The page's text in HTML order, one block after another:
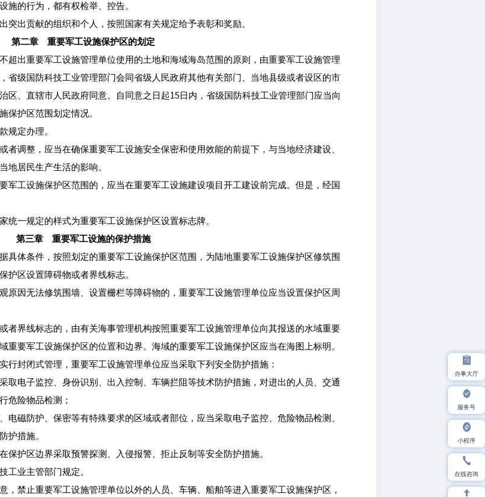
的行为，都有权检举、控告。
出贡献的组织和个人，按照国家有关规定给予表彰和奖励。
第二章 重要军工设施保护区的划定
超出重要军工设施管理单位使用的土地和海域海岛范围的原则，由重要军工设施管理
省级国防科技工业管理部门会同省级人民政府其他有关部门、当地县级或者设区的市
区、直辖市人民政府同意。自同意之日起15日内，省级国防科技工业管理部门应当向
保护区范围划定情况。
定办理。
调整，应当在确保重要军工设施安全保密和使用效能的前提下，与当地经济建设、
地居民生产生活的影响。
工设施保护区范围的，应当在重要军工设施建设项目开工建设前完成。但是，经国
一规定的样式为重要军工设施保护区设置标志牌。
第三章 重要军工设施的保护措施
具体条件，按照划定的重要军工设施保护区范围，为陆地重要军工设施保护区修筑围
护区设置障碍物或者界线标志。
因无法修筑围墙、设置栅栏等障碍物的，重要军工设施管理单位应当设置保护区周
界线标志的，由有关海事管理机构按照重要军工设施管理单位向其报送的水域重要
重要军工设施保护区的位置和边界。海域的重要军工设施保护区应当在海图上标明。
行封闭式管理，重要军工设施管理单位应当采取下列安全防护措施：
电子监控、身份识别、出入控制、车辆拦阻等技术防护措施，对进出的人员、交通
危险物品检测；
磁防护、保密等有特殊要求的区域或者部位，应当采取电子监控、危险物品检测、
护措施。
护区边界采取预警探测、入侵报警、拒止反制等安全防护措施。
业主管部门规定。
，禁止重要军工设施管理单位以外的人员、车辆、船舶等进入重要军工设施保护区，
办事大厅
服务号
小程序
在线咨询